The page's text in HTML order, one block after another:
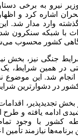
وزیر نیرو به برخی
اشاره کرد و
گذشته وارد مدار شد.
با شبکه سنکرون
کشور محسوب
جنگی نیز، بخش
در همین شرایط، یک
شد. این موضوع
در دشوارترین
بخشتجدیدپذیر
کشور با وجود
نیازمند تأمین